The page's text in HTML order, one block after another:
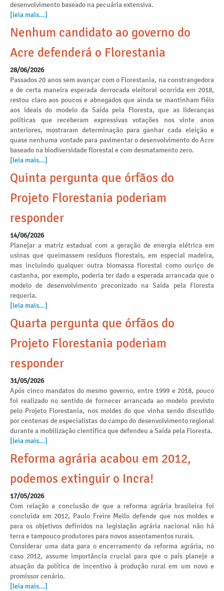
desenvolvimento baseado na pecuária extensiva.
[leia mais...]
Nenhum candidato ao governo do
Acre defenderá o Florestania
28/06/2026
Passados 20 anos sem avançar com o Florestania, na constrangedora
e de certa maneira esperada derrocada eleitoral ocorrida em 2018,
restou claro aos poucos e abnegados que ainda se mantinham fiéis
aos ideais do modelo da Saída pela Floresta, que as lideranças
políticas que receberam expressivas votações nos vinte anos
anteriores, mostraram determinação para ganhar cada eleição e
quase nenhuma vontade para pavimentar o desenvolvimento do Acre
baseado na biodiversidade florestal e com desmatamento zero.
[leia mais...]
Quinta pergunta que órfãos do
Projeto Florestania poderiam
responder
14/06/2026
Planejar a matriz estadual com a geração de energia elétrica em
usinas que queimassem resíduos florestais, em especial madeira,
mas incluindo qualquer outra biomassa florestal como ouriço de
castanha, por exemplo, poderia ter dado a esperada arrancada que o
modelo de desenvolvimento preconizado na Saída pela Floresta
requeria.
[leia mais...]
Quarta pergunta que órfãos do
Projeto Florestania poderiam
responder
31/05/2026
Após cinco mandatos do mesmo governo, entre 1999 e 2018, pouco
foi realizado no sentido de fornecer arrancada ao modelo previsto
pelo Projeto Florestania, nos moldes do que vinha sendo discutido
por centenas de especialistas do campo do desenvolvimento regional
durante a mobilização científica que defendeu a Saída pela Floresta.
[leia mais...]
Reforma agrária acabou em 2012,
podemos extinguir o Incra!
17/05/2026
Com relação a conclusão de que a reforma agrária brasileira foi
concluída em 2012, Paulo Freire Mello defende que nos moldes e
para os objetivos definidos na legislação agrária nacional não há
terra e tampouco produtores para novos assentamentos rurais.
Considerar uma data para o encerramento da reforma agrária, no
caso 2012, assume importância crucial para que o país planeje a
atuação da política de incentivo à produção rural em um novo e
promissor cenário.
[leia mais...]